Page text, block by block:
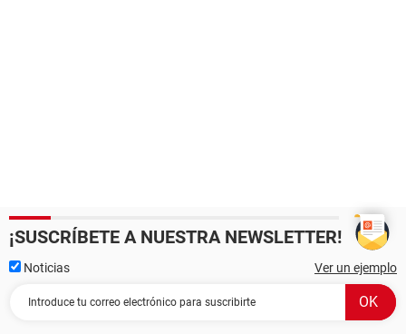
¡SUSCRÍBETE A NUESTRA NEWSLETTER!
Noticias Ver un ejemplo